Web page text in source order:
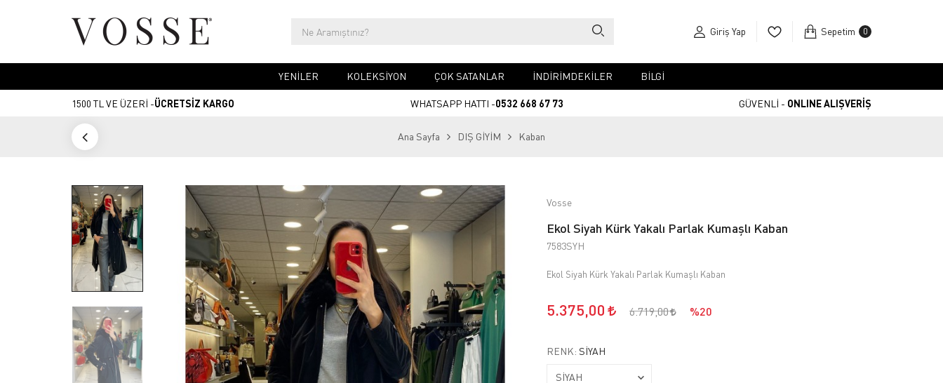
Giriş Yap Sepetim 0
YENİLER KOLEKSİYON ÇOK SATANLAR İNDİRİMDEKİLER BİLGİ
1500 TL VE ÜZERİ -ÜCRETSİZ KARGO WHATSAPP HATTI -0532 668 67 73 GÜVENLİ - ONLINE ALIŞVERİŞ
Ana Sayfa DIŞ GİYİM Kaban
Vosse
Ekol Siyah Kürk Yakalı Parlak Kumaşlı Kaban
7583SYH
Ekol Siyah Kürk Yakalı Parlak Kumaşlı Kaban
5.375,00 6.719,00 %20
RENK: SİYAH